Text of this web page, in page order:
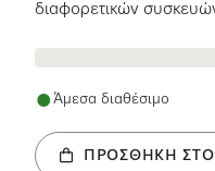
διαφορετικών
Άμεσα διαθέσιμο
ΠΡΟΣΘΉΚΗ ΣΤΟ